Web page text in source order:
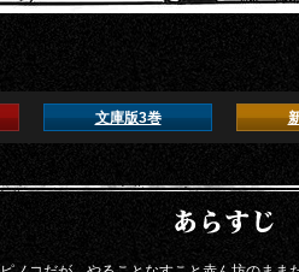
文庫版3巻
あらすじ